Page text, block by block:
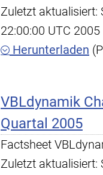
Zuletzt aktualisiert:
22:00:00 UTC 2005
Herunterladen
VBLdynamik
Quartal 2005
Factsheet
Zuletzt aktualisiert: